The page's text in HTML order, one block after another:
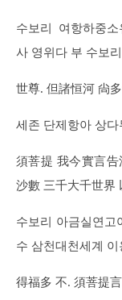
수보리 여항하중
사 영위다 부 수보
世尊. 但諸恒河 尙
세존 단제항아 상
須菩提 我今實言
沙數 三千大千世界
수보리 아금실연고
수 삼천대천세계 이
得福多 不. 須菩提